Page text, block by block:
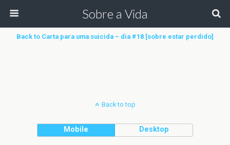
Sobre a Vida
Back to Carta para uma suicida – dia #18 [sobre estar perdido]
Back to top
Mobile Desktop